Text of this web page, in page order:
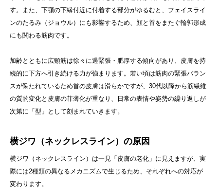
す。また、下顎の下縁付近に付着する部分がゆるむと、フェイスライ
ンのたるみ（ジョウル）にも影響するため、顔と首をまたぐ輪郭形成
にも関わる筋肉です。
加齢とともに広頸筋は徐々に過緊張・肥厚する傾向があり、皮膚を持
続的に下方へ引き続ける力が強まります。若い頃は筋肉の緊張バラン
スが保たれているため首の皮膚は滑らかですが、30代以降から筋繊維
の質的変化と皮膚の菲薄化が重なり、日常の表情や姿勢の繰り返しが
次第に「型」として刻まれていきます。
横ジワ（ネックレスライン）の原因
横ジワ（ネックレスライン）は一見「皮膚の老化」に見えますが、実
際には2種類の異なるメカニズムで生じるため、それぞれへの対応が
変わります。